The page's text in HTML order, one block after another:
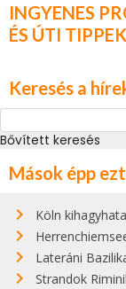
INGYENES
ÉS ÚTI
Keresés a
Bővített keresés
Mások épp
Köln
Lateráni
Strandok